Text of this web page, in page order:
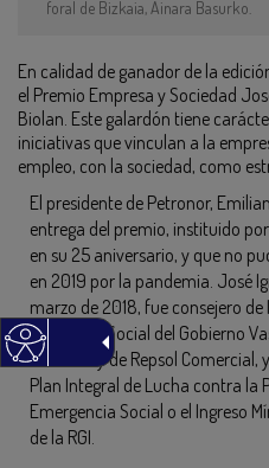
foral de Bizkaia, Ainara Basurko.
En calidad de ganador de la
el Premio Empresa y Sociedad
Biolan. Este galardón tiene
iniciativas que vinculan a la
empleo, con la sociedad, como
El presidente de Petronor,
entrega del premio, instituido
en su 25 aniversario, y que no
en 2019 por la pandemia. José
marzo de 2018, fue consejero
Seguridad Social del Gobierno
Petronor y de Repsol Comercial,
Plan Integral de Lucha contra la
Emergencia Social o el Ingreso
de la RGI.